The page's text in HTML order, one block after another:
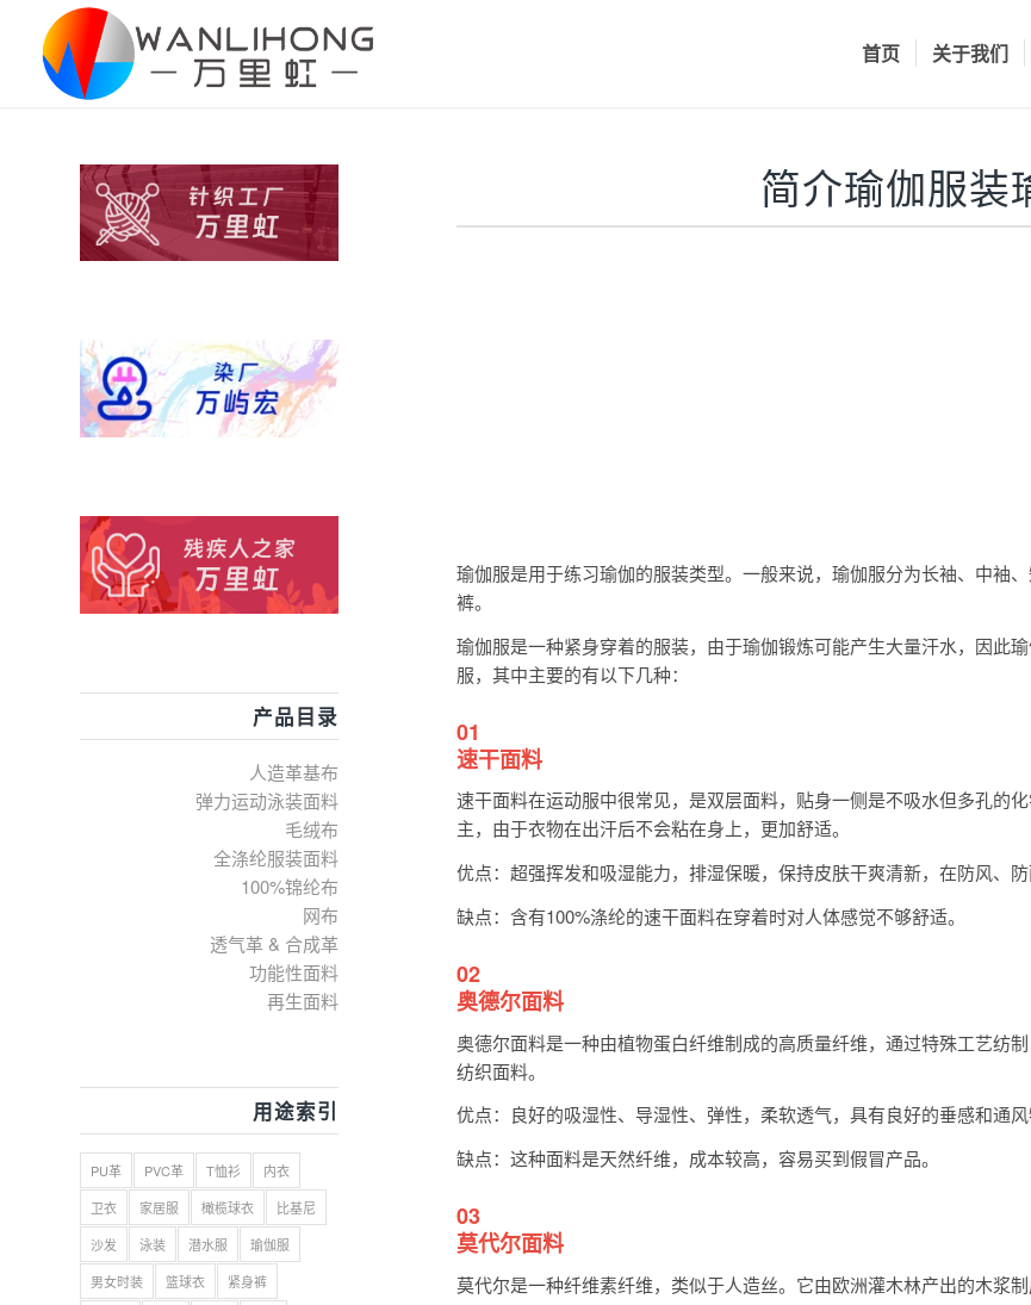
首页 关于我们
简介瑜伽服装
瑜伽服是用于练习瑜伽的服装类型。一般来说，瑜伽服分为长袖、中袖
裤。
瑜伽服是一种紧身穿着的服装，由于瑜伽锻炼可能产生大量汗水，因此
服，其中主要的有以下几种：
01
速干面料
速干面料在运动服中很常见，是双层面料，贴身一侧是不吸水但多孔的
主，由于衣物在出汗后不会粘在身上，更加舒适。
优点：超强挥发和吸湿能力，排湿保暖，保持皮肤干爽清新，在防风、防
缺点：含有100%涤纶的速干面料在穿着时对人体感觉不够舒适。
02
奥德尔面料
奥德尔面料是一种由植物蛋白纤维制成的高质量纤维，通过特殊工艺纺
纺织面料。
优点：良好的吸湿性、导湿性、弹性，柔软透气，具有良好的垂感和通
缺点：这种面料是天然纤维，成本较高，容易买到假冒产品。
03
莫代尔面料
莫代尔是一种纤维素纤维，类似于人造丝。它由欧洲灌木林产出的木浆
产品目录
人造革基布
弹力运动泳装面料
毛绒布
全涤纶服装面料
100%锦纶布
网布
透气革 & 合成革
功能性面料
再生面料
用途索引
PU革 PVC革 T恤衫
内衣
卫衣
家居服 橄榄球衣
比基尼
沙发
泳装 潜水服
瑜伽服
男女时装
篮球衣
紧身裤